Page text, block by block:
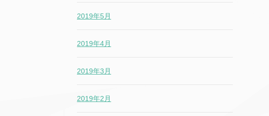
2019年5月
2019年4月
2019年3月
2019年2月